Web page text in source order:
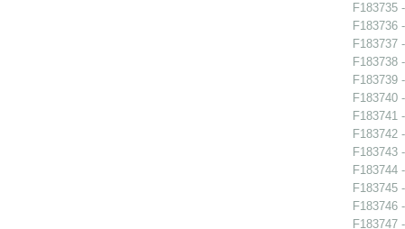
F183735
F183736
F183737
F183738
F183739
F183740
F183741
F183742
F183743
F183744
F183745
F183746
F183747